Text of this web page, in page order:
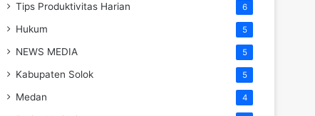
Tips Produktivitas Harian 6
Hukum 5
NEWS MEDIA 5
Kabupaten Solok 5
Medan 4